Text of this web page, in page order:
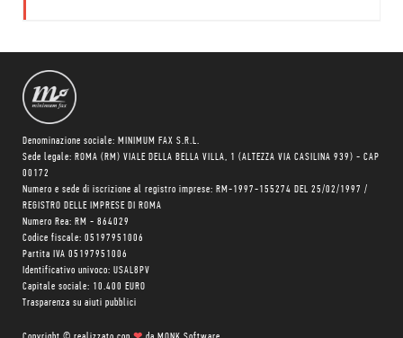
Denominazione sociale: MINIMUM FAX S.R.L.
Sede legale: ROMA (RM) VIALE DELLA BELLA VILLA, 1 (ALTEZZA VIA CASILINA 939) - CAP
00172
Numero e sede di iscrizione al registro imprese: RM-1997-155274 DEL 25/02/1997 /
REGISTRO DELLE IMPRESE DI ROMA
Numero Rea: RM - 864029
Codice fiscale: 05197951006
Partita IVA 05197951006
Identificativo univoco: USAL8PV
Capitale sociale: 10.400 EURO
Trasparenza su aiuti pubblici